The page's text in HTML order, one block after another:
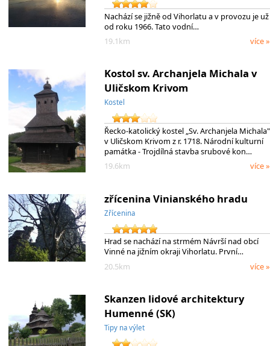
Nachází se jižně od Vihorlatu a v provozu je už
od roku 1966. Tato vodní…
19.1km
více »
Kostol sv. Archanjela Michala v
Uličskom Krivom
Kostel
Řecko-katolický kostel „Sv. Archanjela Michala"
v Uličskom Krivom z r. 1718. Národní kulturní
památka - Trojdílná stavba srubové kon…
19.6km
více »
zřícenina Vinianského hradu
Zřícenina
Hrad se nachází na strmém Návrší nad obcí
Vinné na jižním okraji Vihorlatu. První…
20.5km
více »
Skanzen lidové architektury
Humenné (SK)
Tipy na výlet